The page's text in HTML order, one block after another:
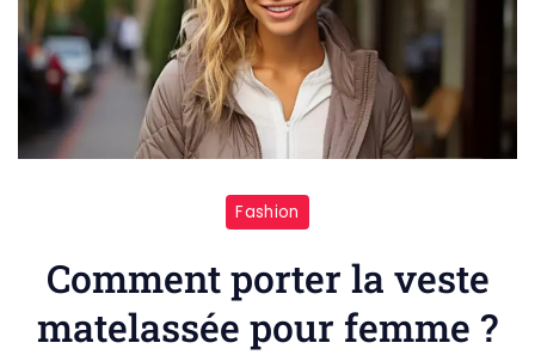
matelassée
pour
femme
Fashion
Comment porter la veste
matelassée pour femme ?